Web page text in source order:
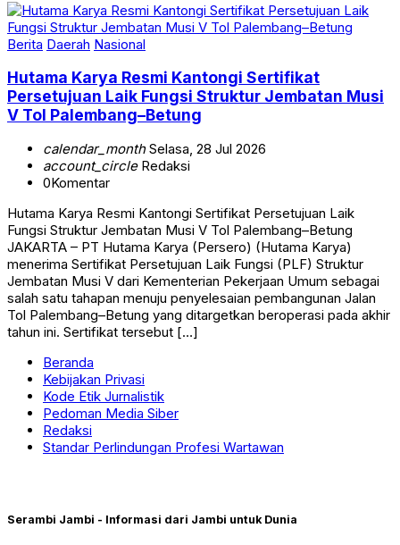
Berita Daerah Nasional
Hutama Karya Resmi Kantongi Sertifikat
Persetujuan Laik Fungsi Struktur Jembatan Musi
V Tol Palembang–Betung
calendar_monthSelasa, 28 Jul 2026
account_circleRedaksi
0Komentar
Hutama Karya Resmi Kantongi Sertifikat Persetujuan Laik
Fungsi Struktur Jembatan Musi V Tol Palembang–Betung
JAKARTA – PT Hutama Karya (Persero) (Hutama Karya)
menerima Sertifikat Persetujuan Laik Fungsi (PLF) Struktur
Jembatan Musi V dari Kementerian Pekerjaan Umum sebagai
salah satu tahapan menuju penyelesaian pembangunan Jalan
Tol Palembang–Betung yang ditargetkan beroperasi pada akhir
tahun ini. Sertifikat tersebut […]
Beranda
Kebijakan Privasi
Kode Etik Jurnalistik
Pedoman Media Siber
Redaksi
Standar Perlindungan Profesi Wartawan
Serambi Jambi - Informasi dari Jambi untuk Dunia